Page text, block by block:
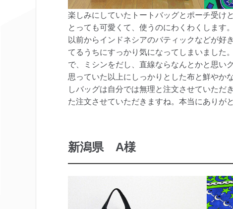
楽しみにしていたトートバッグとポーチ受け
とっても可愛くて、使うのにわくわくします。
以前からインドネシアのバティックなどが好
てるうちにすっかり気になってしまいました
で、ミシンをだし、直線ならなんとかと思い
思っていた以上にしっかりとした布と鮮やか
しバッグは自分では無理と注文させていただ
た注文させていただきますね。本当にありが
新潟県 A様